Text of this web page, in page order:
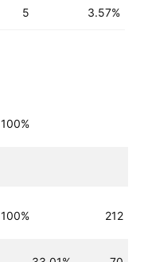
5 3.57%
100%
100% 212